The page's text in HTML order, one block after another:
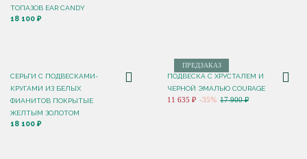
ТОПАЗОВ EAR CANDY
18 100 ₽
СЕРЬГИ С ПОДВЕСКАМИ-
КРУГАМИ ИЗ БЕЛЫХ
ФИАНИТОВ ПОКРЫТЫЕ
ЖЕЛТЫМ ЗОЛОТОМ
18 100 ₽
ПРЕДЗАКАЗ
ПОДВЕСКА С ХРУСТАЛЕМ И
ЧЕРНОЙ ЭМАЛЬЮ COURAGE
11 635 ₽ -35% 17 900 ₽